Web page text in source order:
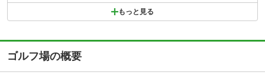
もっと見る
ゴルフ場の概要